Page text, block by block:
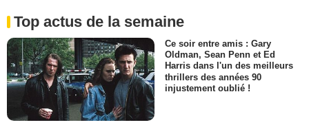
Top actus de la semaine
Ce soir entre amis : Gary
Oldman, Sean Penn et Ed
Harris dans l'un des meilleurs
thrillers des années 90
injustement oublié !